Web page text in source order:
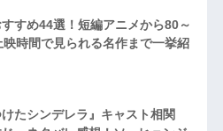
すめ44選！短編アニメから80～
時間で見られる名作まで一挙紹
けたシンデレラ』キャスト相関